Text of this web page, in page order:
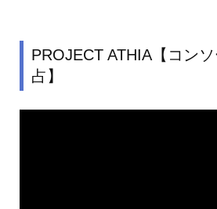
PROJECT ATHIA【コン
占】